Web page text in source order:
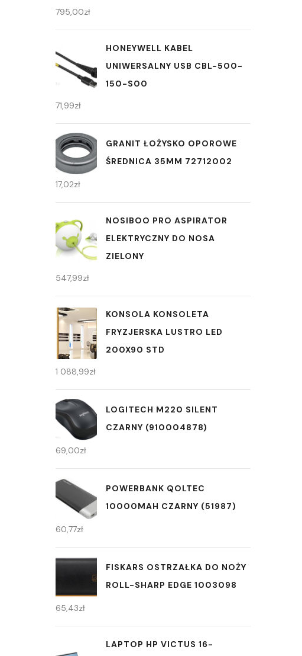
795,00zł
HONEYWELL KABEL
UNIWERSALNY USB CBL-500-
150-S00
71,99zł
GRANIT ŁOŻYSKO OPOROWE
ŚREDNICA 35MM 72712002
17,02zł
NOSIBOO PRO ASPIRATOR
ELEKTRYCZNY DO NOSA
ZIELONY
547,99zł
KONSOLA KONSOLETA
FRYZJERSKA LUSTRO LED
200X90 STD
1 088,99zł
LOGITECH M220 SILENT
CZARNY (910004878)
69,00zł
POWERBANK QOLTEC
10000MAH CZARNY (51987)
60,77zł
FISKARS OSTRZAŁKA DO NOŻY
ROLL-SHARP EDGE 1003098
65,43zł
LAPTOP HP VICTUS 16-